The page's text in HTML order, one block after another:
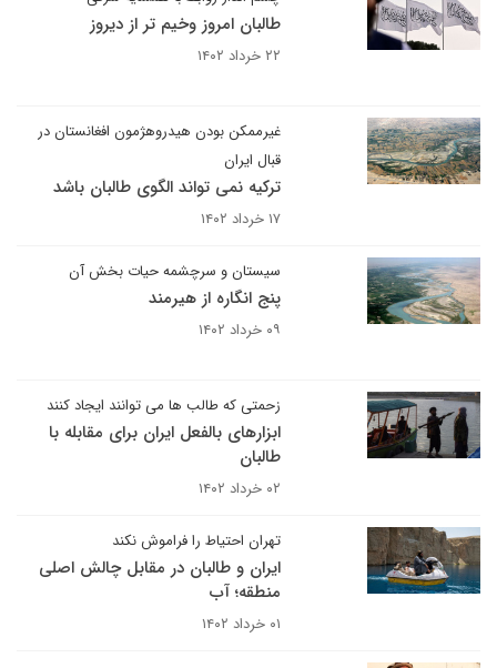
طالبان امروز وخیم تر از دیروز
۲۲ خرداد ۱۴۰۲
غیرممکن بودن هیدروهژمون افغانستان در
قبال ایران
ترکیه نمی تواند الگوی طالبان باشد
۱۷ خرداد ۱۴۰۲
سیستان و سرچشمه حیات بخش آن
پنج انگاره از هیرمند
۰۹ خرداد ۱۴۰۲
زحمتی که طالب ها می توانند ایجاد کنند
ابزارهای بالفعل ایران برای مقابله با
طالبان
۰۲ خرداد ۱۴۰۲
تهران احتیاط را فراموش نکند
ایران و طالبان در مقابل چالش اصلی
منطقه؛ آب
۰۱ خرداد ۱۴۰۲